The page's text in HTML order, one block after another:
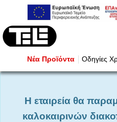
Νέα Προϊόντα Οδηγίες
Η εταιρεία θα
καλοκαιρινών